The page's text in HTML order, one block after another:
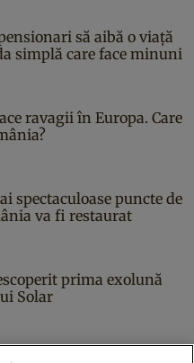
să aibă o viață
simplă care face minuni
ravagii în Europa. Care
spectaculoase puncte de
va fi restaurat
prima exolună
Solar